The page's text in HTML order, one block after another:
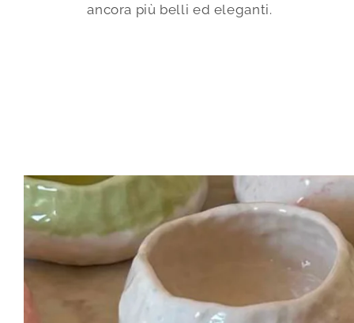
ancora più belli ed eleganti.